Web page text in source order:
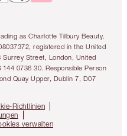
as Charlotte Tilbury Beauty.
registered in the United
Surrey Street, London, United
0736 30. Responsible Person
Quay Upper, Dublin 7, D07
Richtlinien
verwalten